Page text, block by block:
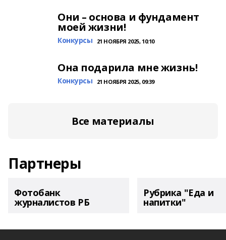
Они – основа и фундамент
моей жизни!
Конкурсы 21 НОЯБРЯ 2025, 10:10
Она подарила мне жизнь!
Конкурсы 21 НОЯБРЯ 2025, 09:39
Все материалы
Партнеры
Фотобанк
журналистов РБ
Рубрика "Еда и
напитки"